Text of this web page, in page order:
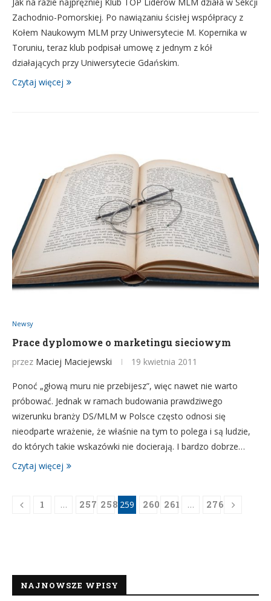
Zachodnio-Pomorskiej. Po nawiązaniu ścisłej współpracy z
Kołem Naukowym MLM przy Uniwersytecie M. Kopernika w
Toruniu, teraz klub podpisał umowę z jednym z kół
działających przy Uniwersytecie Gdańskim.
Czytaj więcej
Newsy
Prace dyplomowe o marketingu sieciowym
przez Maciej Maciejewski 19 kwietnia 2011
Ponoć „głową muru nie przebijesz”, więc nawet nie warto
próbować. Jednak w ramach budowania prawdziwego
wizerunku branży DS/MLM w Polsce często odnosi się
nieodparte wrażenie, że właśnie na tym to polega i są ludzie,
do których takie wskazówki nie docierają. I bardzo dobrze…
Czytaj więcej
1 … 257 258 259 260 261 … 276
NAJNOWSZE WPISY